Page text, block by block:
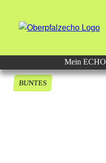
Mein ECHO
BUNTES